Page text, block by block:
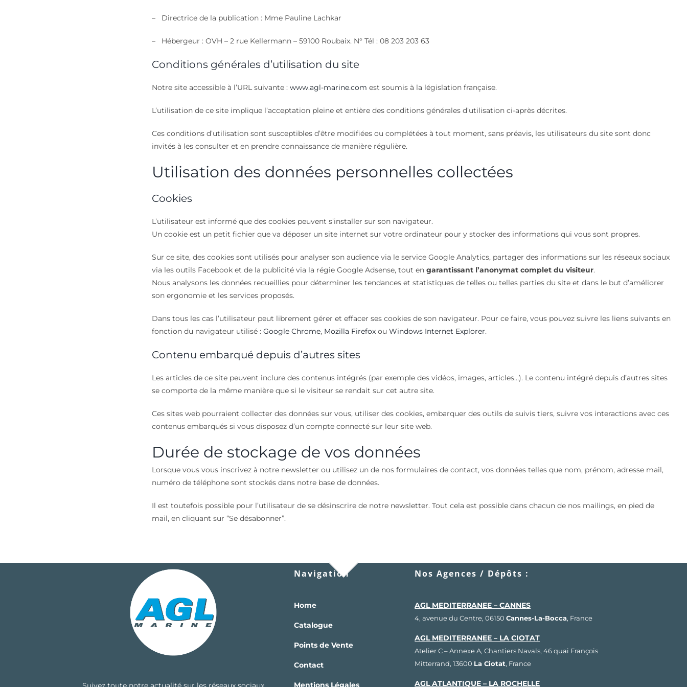
– Directrice de la publication : Mme Pauline Lachkar
– Hébergeur : OVH – 2 rue Kellermann – 59100 Roubaix. N° Tél : 08 203 203 63
Conditions générales d’utilisation du site
Notre site accessible à l’URL suivante :www.agl-marine.com est soumis à la législation française.
L’utilisation de ce site implique l’acceptation pleine et entière des conditions générales d’utilisation ci-après décrites.
Ces conditions d’utilisation sont susceptibles d’être modifiées ou complétées à tout moment, sans préavis, les utilisateurs du site sont donc
invités à les consulter et en prendre connaissance de manière régulière.
Utilisation des données personnelles collectées
Cookies
L’utilisateur est informé que des cookies peuvent s’installer sur son navigateur.
Un cookie est un petit fichier que va déposer un site internet sur votre ordinateur pour y stocker des informations qui vous sont propres.
Sur ce site, des cookies sont utilisés pour analyser son audience via le service Google Analytics, partager des informations sur les réseaux sociaux
via les outils Facebook et de la publicité via la régie Google Adsense, tout engarantissant l’anonymat complet du visiteur.
Nous analysons les données recueillies pour déterminer les tendances et statistiques de telles ou telles parties du site et dans le but d’améliorer
son ergonomie et les services proposés.
Dans tous les cas l’utilisateur peut librement gérer et effacer ses cookies de son navigateur. Pour ce faire, vous pouvez suivre les liens suivants en
fonction du navigateur utilisé :Google Chrome, Mozilla Firefox ouWindows Internet Explorer.
Contenu embarqué depuis d’autres sites
Les articles de ce site peuvent inclure des contenus intégrés (par exemple des vidéos, images, articles…). Le contenu intégré depuis d’autres sites
se comporte de la même manière que si le visiteur se rendait sur cet autre site.
Ces sites web pourraient collecter des données sur vous, utiliser des cookies, embarquer des outils de suivis tiers, suivre vos interactions avec ces
contenus embarqués si vous disposez d’un compte connecté sur leur site web.
Durée de stockage de vos données
Lorsque vous vous inscrivez à notre newsletter ou utilisez un de nos formulaires de contact, vos données telles que nom, prénom, adresse mail,
numéro de téléphone sont stockés dans notre base de données.
Il est toutefois possible pour l’utilisateur de se désinscrire de notre newsletter. Tout cela est possible dans chacun de nos mailings, en pied de
mail, en cliquant sur “Se désabonner”.
Navigation
Home
Catalogue
Points de Vente
Contact
Mentions Légales
Nos Agences / Dépôts :
AGL MEDITERRANEE – CANNES
4, avenue du Centre, 06150Cannes-La-Bocca, France
AGL MEDITERRANEE – LA CIOTAT
Atelier C – Annexe A, Chantiers Navals, 46 quai François
Mitterrand, 13600 La Ciotat, France
AGL ATLANTIQUE – LA ROCHELLE